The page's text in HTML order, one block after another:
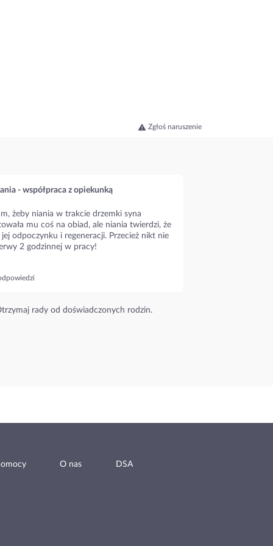
Zgłoś naruszenie
- współpraca z opiekunką
żeby niania w trakcie drzemki syna
mu coś na obiad, ale niania twierdzi, że
odpoczynku i regeneracji. Przecież nikt nie
2 godzinnej w pracy!
rady od doświadczonych rodzin.
O nas DSA